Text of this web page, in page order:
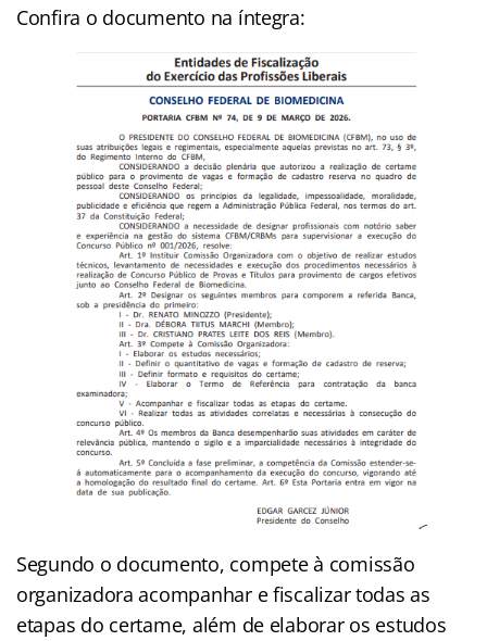
Confira o documento na íntegra:
Segundo o documento, compete à comissão
organizadora acompanhar e fiscalizar todas as
etapas do certame, além de elaborar os estudos